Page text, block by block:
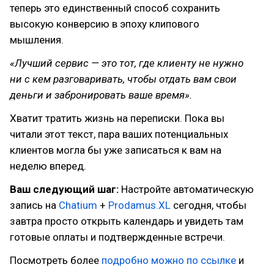
теперь это единственный способ сохранить
высокую конверсию в эпоху клипового
мышления.
«Лучший сервис — это тот, где клиенту не нужно
ни с кем разговаривать, чтобы отдать вам свои
деньги и забронировать ваше время».
Хватит тратить жизнь на переписки. Пока вы
читали этот текст, пара ваших потенциальных
клиентов могла бы уже записаться к вам на
неделю вперед.
Ваш следующий шаг: Настройте автоматическую
запись на Chatium + Prodamus.XL сегодня, чтобы
завтра просто открыть календарь и увидеть там
готовые оплаты и подтвержденные встречи.
Посмотреть более подробно можно по ссылке и